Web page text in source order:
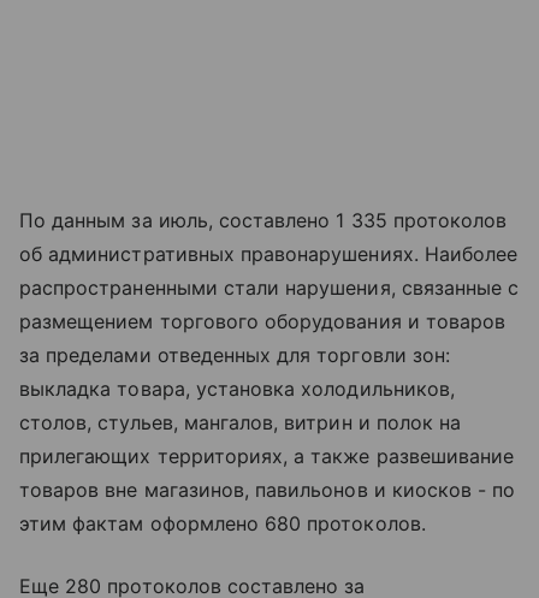
По данным за июль, составлено 1 335 протоколов
об административных правонарушениях. Наиболее
распространенными стали нарушения, связанные с
размещением торгового оборудования и товаров
за пределами отведенных для торговли зон:
выкладка товара, установка холодильников,
столов, стульев, мангалов, витрин и полок на
прилегающих территориях, а также развешивание
товаров вне магазинов, павильонов и киосков - по
этим фактам оформлено 680 протоколов.
Еще 280 протоколов составлено за